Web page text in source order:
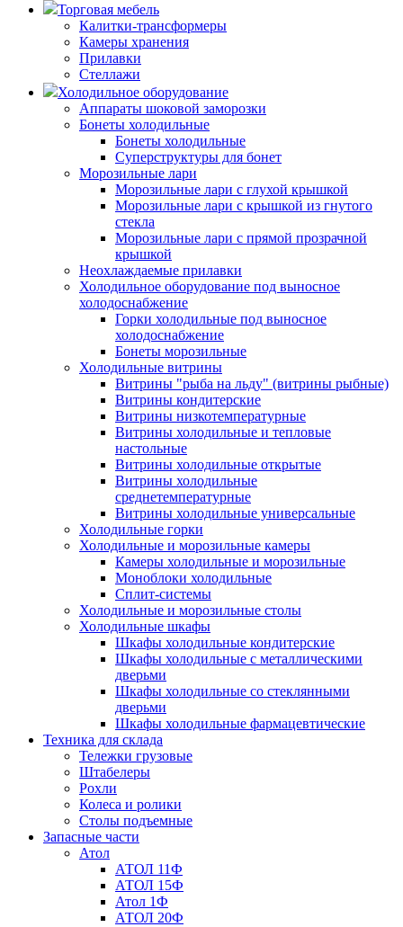
Торговая мебель
Калитки-трансформеры
Камеры хранения
Прилавки
Стеллажи
Холодильное оборудование
Аппараты шоковой заморозки
Бонеты холодильные
Бонеты холодильные
Суперструктуры для бонет
Морозильные лари
Морозильные лари с глухой крышкой
Морозильные лари с крышкой из гнутого
стекла
Морозильные лари с прямой прозрачной
крышкой
Неохлаждаемые прилавки
Холодильное оборудование под выносное
холодоснабжение
Горки холодильные под выносное
холодоснабжение
Бонеты морозильные
Холодильные витрины
Витрины "рыба на льду" (витрины рыбные)
Витрины кондитерские
Витрины низкотемпературные
Витрины холодильные и тепловые
настольные
Витрины холодильные открытые
Витрины холодильные
среднетемпературные
Витрины холодильные универсальные
Холодильные горки
Холодильные и морозильные камеры
Камеры холодильные и морозильные
Моноблоки холодильные
Сплит-системы
Холодильные и морозильные столы
Холодильные шкафы
Шкафы холодильные кондитерские
Шкафы холодильные с металлическими
дверьми
Шкафы холодильные со стеклянными
дверьми
Шкафы холодильные фармацевтические
Техника для склада
Тележки грузовые
Штабелеры
Рохли
Колеса и ролики
Столы подъемные
Запасные части
Атол
АТОЛ 11Ф
АТОЛ 15Ф
Атол 1Ф
АТОЛ 20Ф